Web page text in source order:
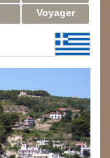
Voyager